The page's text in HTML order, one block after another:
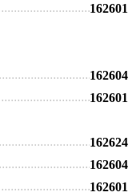
162601
162604
162601
162624
162604
162601